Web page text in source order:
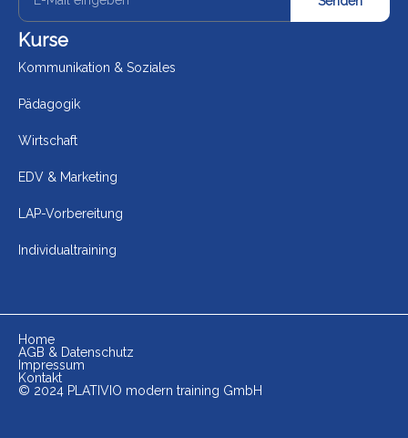
Kurse
Kommunikation & Soziales
Pädagogik
Wirtschaft
EDV & Marketing
LAP-Vorbereitung
Individualtraining
Home
AGB & Datenschutz
Impressum
Kontakt
© 2024 PLATIVIO modern training GmbH